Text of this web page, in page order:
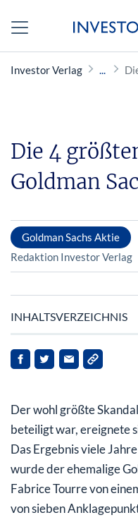
Investor Verlag
Die 4
Goldman
Goldman Sachs Aktie
Redaktion Investor Verlag
INHALTSVERZEICHNIS
1. Fabrice Tourre:
3. Greg Smith
4. AIG: Mitschuld bei
Der wohl größte
beteiligt war, ereignete
Das Ergebnis viele
wurde der ehemalige
Fabrice Tourre von
von sieben